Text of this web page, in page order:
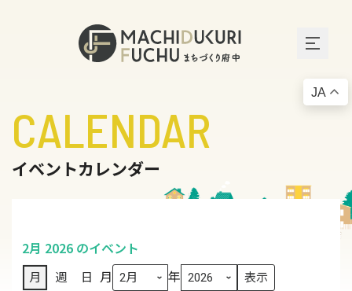
CALENDAR
イベントカレンダー
2月 2026 のイベント
月 週 日 月 年
JA